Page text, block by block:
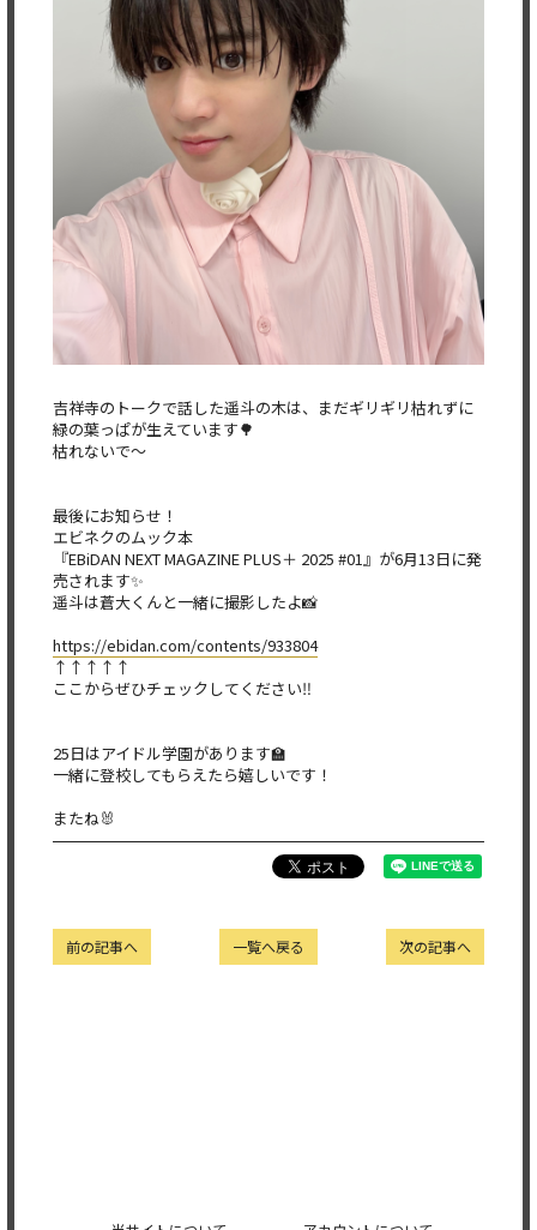
吉祥寺のトークで話した遥斗の木は、まだギリギリ枯れずに
緑の葉っぱが生えています🌳
枯れないで〜
最後にお知らせ！
エビネクのムック本
『EBiDAN NEXT MAGAZINE PLUS＋ 2025 #01』が6月13日に発
売されます✨
遥斗は蒼大くんと一緒に撮影したよ📸
https://ebidan.com/contents/933804
↑↑↑↑↑
ここからぜひチェックしてください‼️
25日はアイドル学園があります🏫
一緒に登校してもらえたら嬉しいです！
またね🐰
次の記事へ
一覧へ戻る
前の記事へ